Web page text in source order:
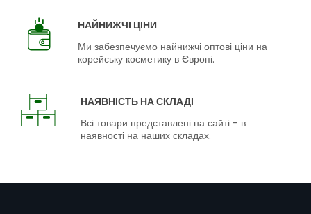
НАЙНИЖЧІ ЦІНИ
Ми забезпечуємо найнижчі оптові ціни на
корейську косметику в Європі.
НАЯВНІСТЬ НА СКЛАДІ
Всі товари представлені на сайті - в
наявності на наших складах.